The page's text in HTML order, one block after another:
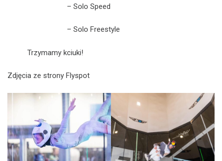
– Solo Speed
– Solo Freestyle
Trzymamy kciuki!
Zdjęcia ze strony Flyspot